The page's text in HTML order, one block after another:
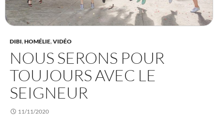
DIBI,HOMÉLIE,VIDÉO
NOUS SERONS POUR
TOUJOURS AVEC LE
SEIGNEUR
11/11/2020